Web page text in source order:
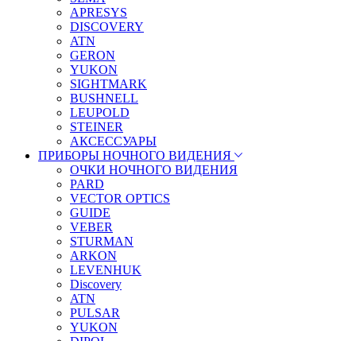
APRESYS
DISCOVERY
ATN
GERON
YUKON
SIGHTMARK
BUSHNELL
LEUPOLD
STEINER
АКСЕССУАРЫ
ПРИБОРЫ НОЧНОГО ВИДЕНИЯ
ОЧКИ НОЧНОГО ВИДЕНИЯ
PARD
VECTOR OPTICS
GUIDE
VEBER
STURMAN
ARKON
LEVENHUK
Discovery
ATN
PULSAR
YUKON